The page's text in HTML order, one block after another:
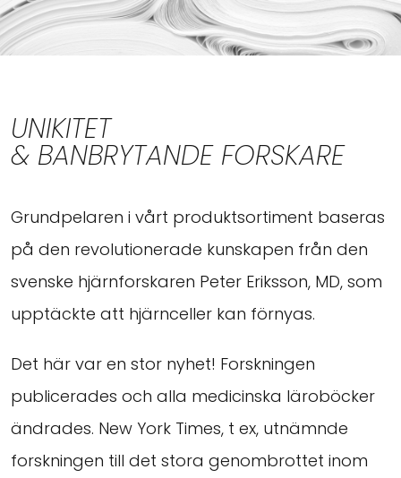
UNIKITET
& BANBRYTANDE FORSKARE
Grundpelaren i vårt produktsortiment baseras
på den revolutionerade kunskapen från den
svenske hjärnforskaren Peter Eriksson, MD, som
upptäckte att hjärnceller kan förnyas.
Det här var en stor nyhet! Forskningen
publicerades och alla medicinska läroböcker
ändrades. New York Times, t ex, utnämnde
forskningen till det stora genombrottet inom